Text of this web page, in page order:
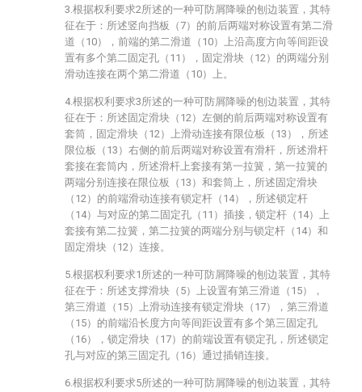
3.根据权利要求2所述的一种可防屑降噪的刨边装置，其特
征在于：所述竖向挡板（7）的前后两端对称设置有第二滑
道（10），前端的第二滑道（10）上沿高度方向等间距设
置有多个第二固定孔（11），固定滑块（12）的两端分别
滑动连接在两个第二滑道（10）上。
4.根据权利要求3所述的一种可防屑降噪的刨边装置，其特
征在于：所述固定滑块（12）左侧的前后两端对称设置有
套筒，固定滑块（12）上滑动连接有限位板（13），所述
限位板（13）右侧的前后两端对称设置有滑杆，所述滑杆
套接在套筒内，所述滑杆上套接有第一拉簧，第一拉簧的
两端分别连接在限位板（13）和套筒上，所述固定滑块
（12）的前端滑动连接有锁定杆（14），所述锁定杆
（14）与对应的第二固定孔（11）插接，锁定杆（14）上
套接有第二拉簧，第二拉簧的两端分别与锁定杆（14）和
固定滑块（12）连接。
5.根据权利要求1所述的一种可防屑降噪的刨边装置，其特
征在于：所述支撑滑块（5）上设置有第三滑道（15），
第三滑道（15）上滑动连接有锁定滑块（17），第三滑道
（15）的前端沿长度方向等间距设置有多个第三固定孔
（16），锁定滑块（17）的前端设置有锁定孔，所述锁定
孔与对应的第三固定孔（16）通过插销连接。
6.根据权利要求5所述的一种可防屑降噪的刨边装置，其特